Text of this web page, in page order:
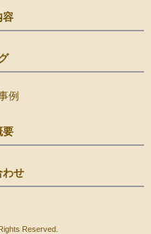
容
例
要
わせ
Reserved.